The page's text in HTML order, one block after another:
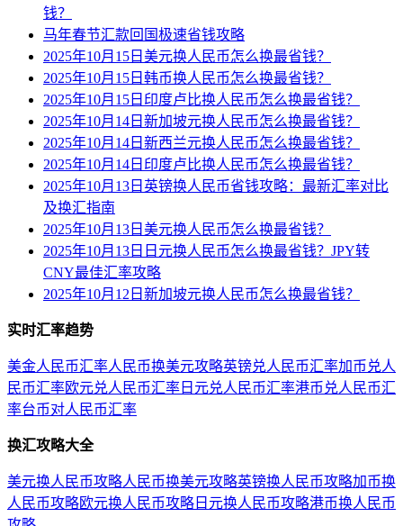
钱？
马年春节汇款回国极速省钱攻略
2025年10月15日美元换人民币怎么换最省钱？
2025年10月15日韩币换人民币怎么换最省钱？
2025年10月15日印度卢比换人民币怎么换最省钱？
2025年10月14日新加坡元换人民币怎么换最省钱？
2025年10月14日新西兰元换人民币怎么换最省钱？
2025年10月14日印度卢比换人民币怎么换最省钱？
2025年10月13日英镑换人民币省钱攻略：最新汇率对比
及换汇指南
2025年10月13日美元换人民币怎么换最省钱？
2025年10月13日日元换人民币怎么换最省钱？JPY转
CNY最佳汇率攻略
2025年10月12日新加坡元换人民币怎么换最省钱？
实时汇率趋势
美金人民币汇率人民币换美元攻略英镑兑人民币汇率加币兑人
民币汇率欧元兑人民币汇率 日元兑人民币汇率港币兑人民币汇
率台币对人民币汇率
换汇攻略大全
美元换人民币攻略人民币换美元攻略英镑换人民币攻略加币换
人民币攻略欧元换人民币攻略 日元换人民币攻略港币换人民币